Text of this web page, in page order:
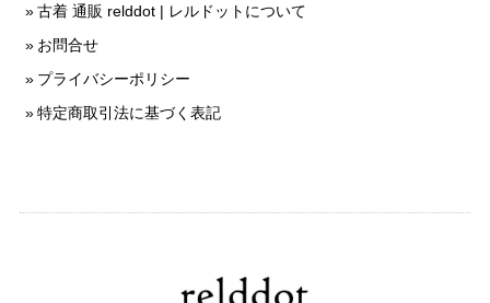
古着 通販 relddot | レルドットについて
お問合せ
プライバシーポリシー
特定商取引法に基づく表記